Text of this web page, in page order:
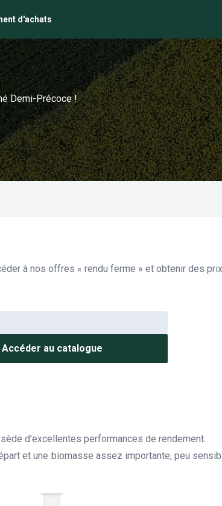
d'achats
Demi-Précoce !
à nos offres « rendu ferme » et obtenir des
Accéder au catalogue
d'excellentes performances de rendement.
et une biomasse assez importante, peu